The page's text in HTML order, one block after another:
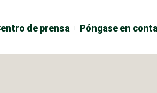
de prensa Póngase en